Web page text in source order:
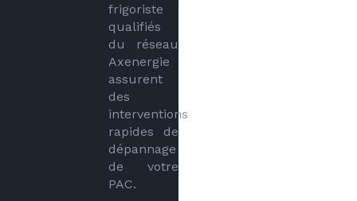
frigoriste
qualifiés
du réseau
Axenergie
assurent
des
interventions
rapides de
dépannage
de votre
PAC.